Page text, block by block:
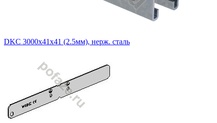
DKC 3000х41х41 (2.5мм), нерж. сталь